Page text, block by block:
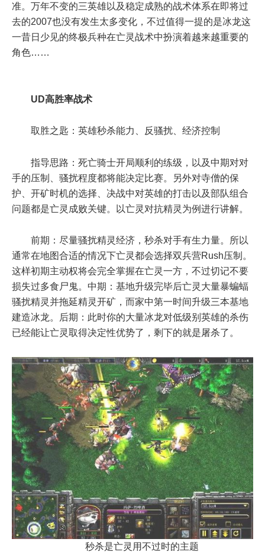
准。万年不变的三英雄以及稳定成熟的战术体系在即将过
去的2007也没有发生太多变化，不过值得一提的是冰龙这
一昔日少见的终极兵种在亡灵战术中扮演着越来越重要的
角色……
UD高胜率战术
取胜之匙：英雄秒杀能力、反骚扰、经济控制
指导思路：死亡骑士开局顺利的练级，以及中期对对
手的压制、骚扰程度都将能决定比赛。另外对寺僧的保
护、开矿时机的选择、决战中对英雄的打击以及部队组合
问题都是亡灵成败关键。以亡灵对抗精灵为例进行讲解。
前期：尽量骚扰精灵经济，秒杀对手有生力量。所以
通常在地图合适的情况下亡灵都会选择双兵营Rush压制。
这样初期主动权将会完全掌握在亡灵一方，不过切记不要
损失过多食尸鬼。中期：基地升级完毕后亡灵大量暴蝙蝠
骚扰精灵并拖延精灵开矿，而家中第一时间升级三本基地
建造冰龙。后期：此时你的大量冰龙对低级别英雄的杀伤
已经能让亡灵取得决定性优势了，剩下的就是屠杀了。
秒杀是亡灵用不过时的主题